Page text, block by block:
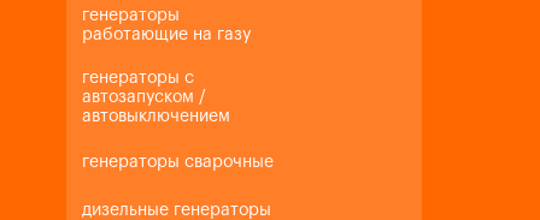
генераторы
работающие на газу
генераторы с
автозапуском /
автовыключением
генераторы сварочные
дизельные генераторы